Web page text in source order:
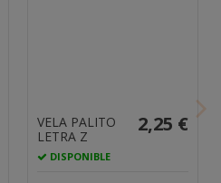
VELA PALITO
LETRA Z
DISPONIBLE
2,25 €